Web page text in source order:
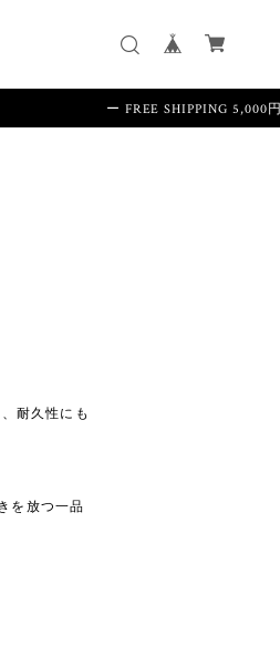
ー FREE SHIPPING 5,000円以上のお買
耐久性にも
を放つ一品